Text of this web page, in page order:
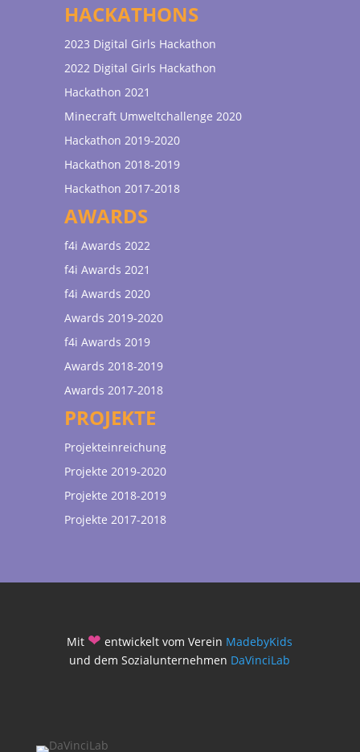
HACKATHONS
2023 Digital Girls Hackathon
2022 Digital Girls Hackathon
Hackathon 2021
Minecraft Umweltchallenge 2020
Hackathon 2019-2020
Hackathon 2018-2019
Hackathon 2017-2018
AWARDS
f4i Awards 2022
f4i Awards 2021
f4i Awards 2020
Awards 2019-2020
f4i Awards 2019
Awards 2018-2019
Awards 2017-2018
PROJEKTE
Projekteinreichung
Projekte 2019-2020
Projekte 2018-2019
Projekte 2017-2018
Mit ❤ entwickelt vom Verein MadebyKids
und dem Sozialunternehmen DaVinciLab